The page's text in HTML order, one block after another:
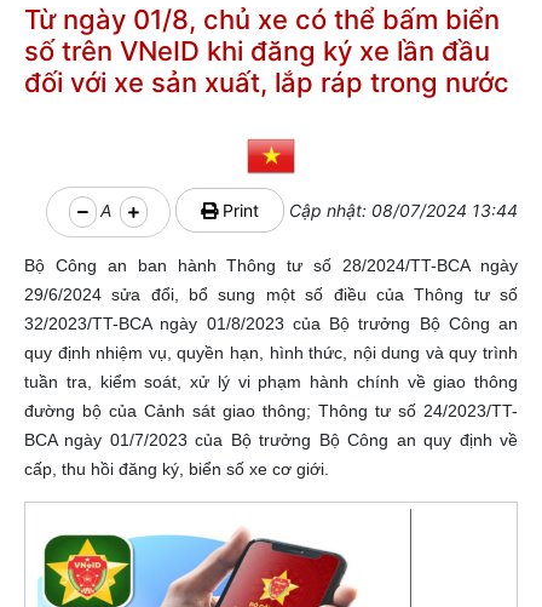
Từ ngày 01/8, chủ xe có thể bấm biển
số trên VNeID khi đăng ký xe lần đầu
đối với xe sản xuất, lắp ráp trong nước
A Print Cập nhật: 08/07/2024 13:44
Bộ Công an ban hành Thông tư số 28/2024/TT-BCA ngày
29/6/2024 sửa đổi, bổ sung một số điều của Thông tư số
32/2023/TT-BCA ngày 01/8/2023 của Bộ trưởng Bộ Công an
quy định nhiệm vụ, quyền hạn, hình thức, nội dung và quy trình
tuần tra, kiểm soát, xử lý vi phạm hành chính về giao thông
đường bộ của Cảnh sát giao thông; Thông tư số 24/2023/TT-
BCA ngày 01/7/2023 của Bộ trưởng Bộ Công an quy định về
cấp, thu hồi đăng ký, biển số xe cơ giới.